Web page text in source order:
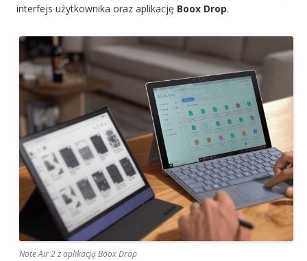
interfejs użytkownika oraz aplikację Boox Drop.
Note Air 2 z aplikacją Boox Drop